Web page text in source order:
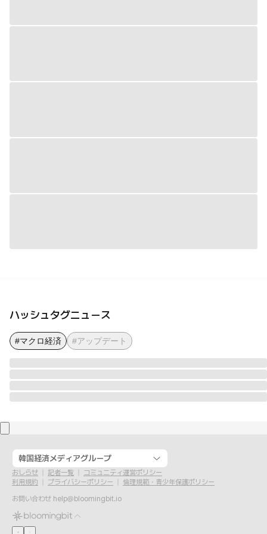
ハッシュタグニュース
#マクロ経済 #アップデート
韓国経済メディアグループ
おしらせ 記者一覧
コミュニティ運営ポリシー
利用規約
プライバシーポリシー
倫理規範・青少年保護ポリシー
お問い合わせ help@bloomingbit.io